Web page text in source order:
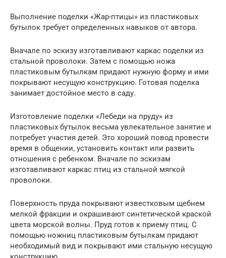
Выполнение поделки «Жар-птицы» из пластиковых
бутылок требует определенных навыков от автора.
Вначале по эскизу изготавливают каркас поделки из
стальной проволоки. Затем с помощью ножа
пластиковым бутылкам придают нужную форму и ими
покрывают несущую конструкцию. Готовая поделка
занимает достойное место в саду.
Изготовление поделки «Лебеди на пруду» из
пластиковых бутылок весьма увлекательное занятие и
потребует участия детей. Это хороший повод провести
время в общении, установить контакт или развить
отношения с ребенком. Вначале по эскизам
изготавливают каркас птиц из стальной мягкой
проволоки.
Поверхность пруда покрывают известковым щебнем
мелкой фракции и окрашивают синтетической краской
цвета морской волны. Пруд готов к приему птиц. С
помощью ножниц пластиковым бутылкам придают
необходимый вид и покрывают ими стальную несущую